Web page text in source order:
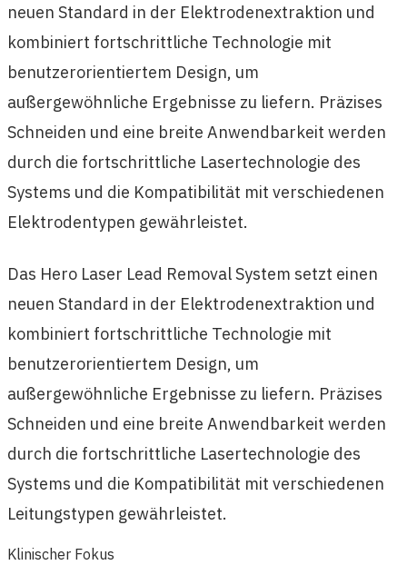
neuen Standard in der Elektrodenextraktion und
kombiniert fortschrittliche Technologie mit
benutzerorientiertem Design, um
außergewöhnliche Ergebnisse zu liefern. Präzises
Schneiden und eine breite Anwendbarkeit werden
durch die fortschrittliche Lasertechnologie des
Systems und die Kompatibilität mit verschiedenen
Elektrodentypen gewährleistet.
Das Hero Laser Lead Removal System setzt einen
neuen Standard in der Elektrodenextraktion und
kombiniert fortschrittliche Technologie mit
benutzerorientiertem Design, um
außergewöhnliche Ergebnisse zu liefern. Präzises
Schneiden und eine breite Anwendbarkeit werden
durch die fortschrittliche Lasertechnologie des
Systems und die Kompatibilität mit verschiedenen
Leitungstypen gewährleistet.
Klinischer Fokus